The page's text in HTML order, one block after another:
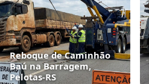
Reboque de Caminhão
Baú na Barragem,
Pelotas‑RS